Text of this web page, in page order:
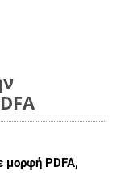
μορφή PDFA,